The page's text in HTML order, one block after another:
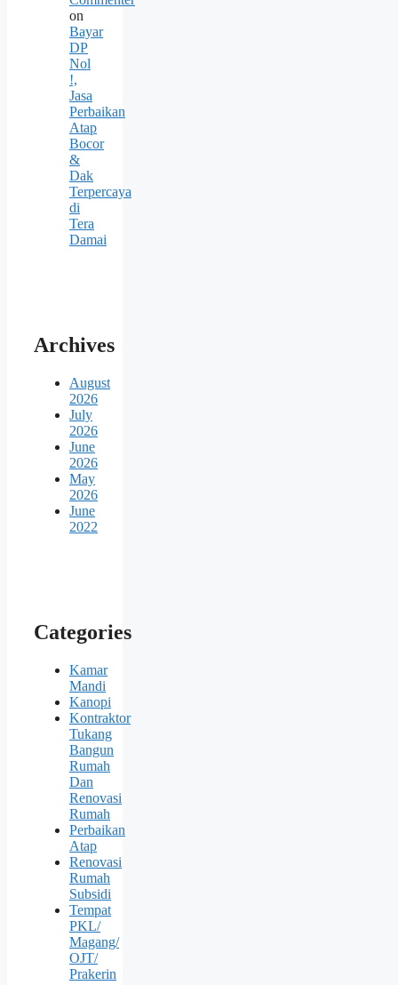
on
Bayar
DP
Nol
!,
Jasa
Perbaikan
Atap
Bocor
&
Dak
Terpercaya
di
Tera
Damai
Archives
August
2026
July
2026
June
2026
May
2026
June
2022
Categories
Kamar
Mandi
Kanopi
Kontraktor
Tukang
Bangun
Rumah
Dan
Renovasi
Rumah
Perbaikan
Atap
Renovasi
Rumah
Subsidi
Tempat
PKL/
Magang/
OJT/
Prakerin